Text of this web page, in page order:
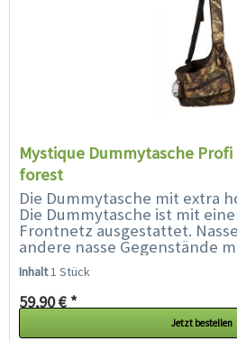
Mystique Dummytasche
forest
Die Dummytasche mit extra
Die Dummytasche ist mit
Frontnetz ausgestattet.
andere nasse Gegenstände
in der Tasche verstaut
Inhalt1 Stück
59,90 € *
Jetzt bestellen